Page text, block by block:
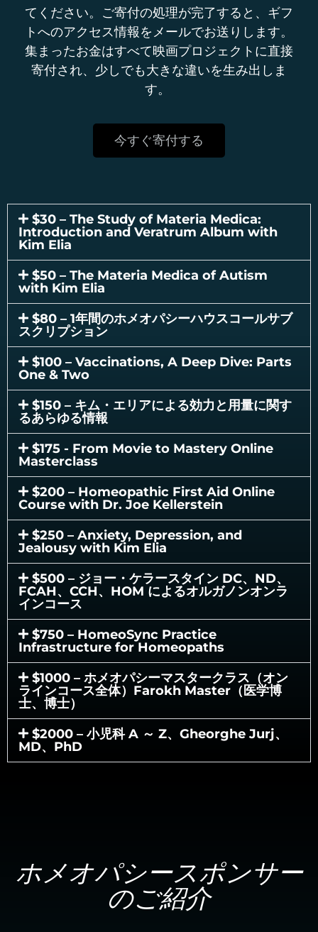
てください。ご寄付の処理が完了すると、ギフ
トへのアクセス情報をメールでお送りします。
集まったお金はすべて映画プロジェクトに直接
寄付され、少しでも大きな違いを生み出しま
す。
今すぐ寄付する
$30 – The Study of Materia Medica:
Introduction and Veratrum Album with
Kim Elia
$50 – The Materia Medica of Autism
with Kim Elia
$80 – 1年間のホメオパシーハウスコールサブ
スクリプション
$100 – Vaccinations, A Deep Dive: Parts
One & Two
$150 – キム・エリアによる効力と用量に関す
るあらゆる情報
$175 - From Movie to Mastery Online
Masterclass
$200 – Homeopathic First Aid Online
Course with Dr. Joe Kellerstein
$250 – Anxiety, Depression, and
Jealousy with Kim Elia
$500 – ジョー・ケラースタイン DC、ND、
FCAH、CCH、HOM によるオルガノンオンラ
インコース
$750 – HomeoSync Practice
Infrastructure for Homeopaths
$1000 – ホメオパシーマスタークラス（オン
ラインコース全体）Farokh Master（医学博
士、博士）
$2000 – 小児科 A ～ Z、Gheorghe Jurj、
MD、PhD
ホメオパシースポンサー
のご紹介